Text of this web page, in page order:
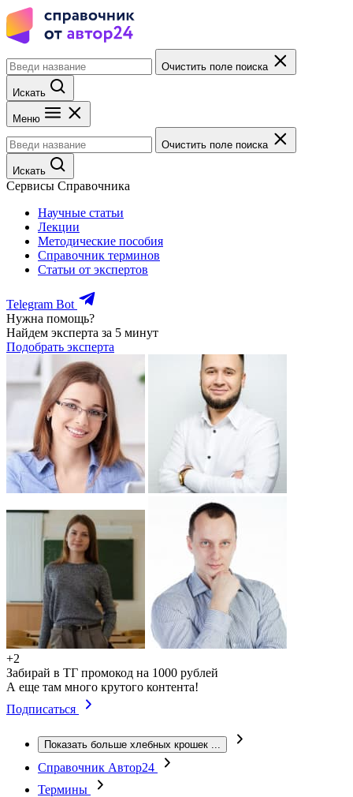
Очистить поле поиска
Искать
Меню
Очистить поле поиска
Искать
Сервисы Справочника
Научные статьи
Лекции
Методические пособия
Справочник терминов
Статьи от экспертов
Telegram Bot
Нужна помощь?
Найдем эксперта за 5 минут
Подобрать эксперта
+2
Забирай в ТГ промокод на 1000 рублей
А еще там много крутого контента!
Подписаться
Показать больше хлебных крошек ...
Справочник Автор24
Термины